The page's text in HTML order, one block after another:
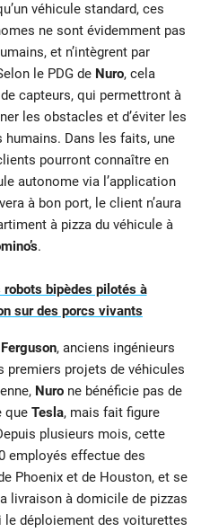
véhicule standard, ces
ne sont évidemment pas
et n’intègrent par
le PDG de Nuro, cela
capteurs, qui permettront à
les obstacles et d’éviter les
Dans les faits, une
pourront connaître en
autonome via l’application
à bon port, le client n’aura
à pizza du véhicule à
.
robots bipèdes pilotés à
sur des porcs vivants
, anciens ingénieurs
premiers projets de véhicules
Nuro ne bénéficie pas de
que Tesla, mais fait figure
plusieurs mois, cette
employés effectue des
Phoenix et de Houston, et se
livraison à domicile de pizzas
le déploiement des voiturettes